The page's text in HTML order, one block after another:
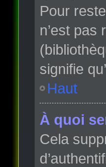
Pour
n’est
signifie
Haut
À quoi
Cela